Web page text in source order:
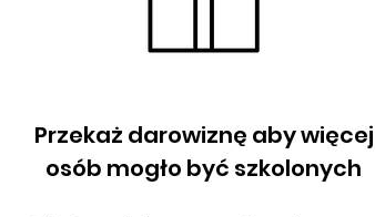
Przekaż darowiznę aby więcej
osób mogło być szkolonych